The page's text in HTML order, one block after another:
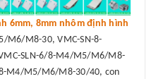
6mm, 8mm nhôm định hình
M6/M8-30, VMC-SN-8-
SLN-6/8-M4/M5/M6/M8-
M4/M5/M6/M8-30/40, con